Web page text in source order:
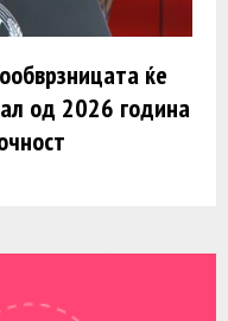
ќе
од 2026 година